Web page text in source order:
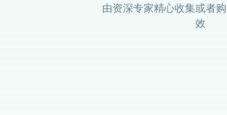
由资深专家精心收集或者
效